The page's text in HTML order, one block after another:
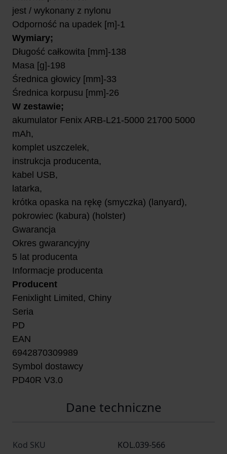
jest / wykonany z nylonu
Odporność na upadek [m]-1
Wymiary;
Długość całkowita [mm]-138
Masa [g]-198
Średnica głowicy [mm]-33
Średnica korpusu [mm]-26
W zestawie;
akumulator Fenix ARB-L21-5000 21700 5000
mAh,
komplet uszczelek,
instrukcja producenta,
kabel USB,
latarka,
krótka opaska na rękę (smyczka) (lanyard),
pokrowiec (kabura) (holster)
Gwarancja
Okres gwarancyjny
5 lat producenta
Informacje producenta
Producent
Fenixlight Limited, Chiny
Seria
PD
EAN
6942870309989
Symbol dostawcy
PD40R V3.0
Dane techniczne
Kod SKU KOL.039-566